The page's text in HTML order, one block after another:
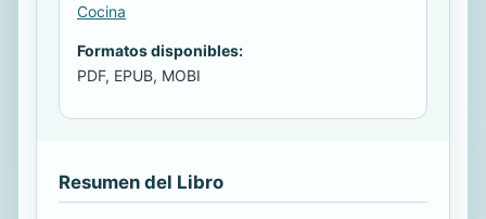
Cocina
Formatos disponibles:
PDF, EPUB, MOBI
Resumen del Libro